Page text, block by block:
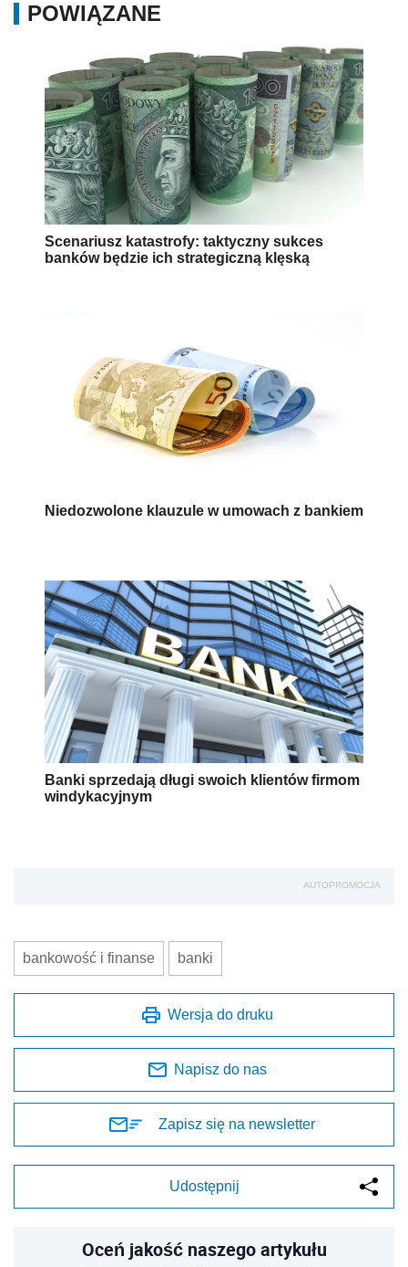
POWIĄZANE
Scenariusz katastrofy: taktyczny sukces
banków będzie ich strategiczną klęską
Niedozwolone klauzule w umowach z bankiem
Banki sprzedają długi swoich klientów firmom
windykacyjnym
AUTOPROMOCJA
bankowość i finanse banki
Wersja do druku
Napisz do nas
Zapisz się na newsletter
Udostępnij
Oceń jakość naszego artykułu